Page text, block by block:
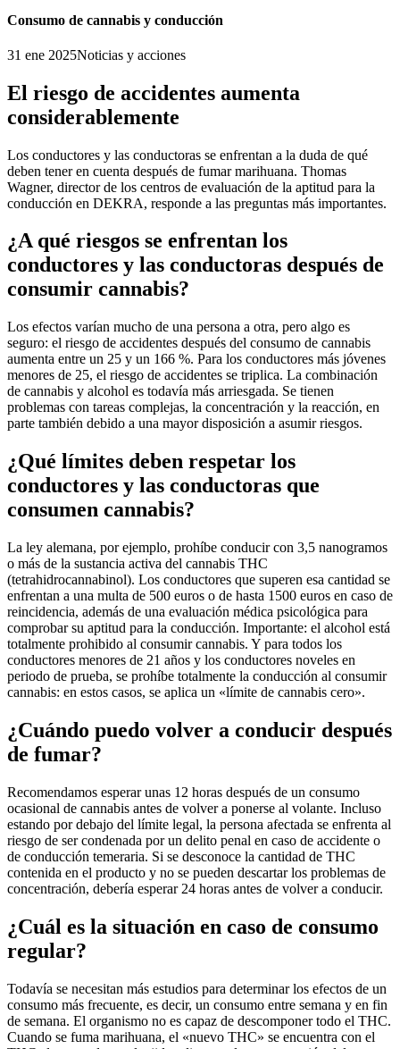
Consumo de cannabis y conducción
31 ene 2025Noticias y acciones
El riesgo de accidentes aumenta
considerablemente
Los conductores y las conductoras se enfrentan a la duda de qué
deben tener en cuenta después de fumar marihuana. Thomas
Wagner, director de los centros de evaluación de la aptitud para la
conducción en DEKRA, responde a las preguntas más importantes.
¿A qué riesgos se enfrentan los
conductores y las conductoras después de
consumir cannabis?
Los efectos varían mucho de una persona a otra, pero algo es
seguro: el riesgo de accidentes después del consumo de cannabis
aumenta entre un 25 y un 166 %. Para los conductores más jóvenes
menores de 25, el riesgo de accidentes se triplica. La combinación
de cannabis y alcohol es todavía más arriesgada. Se tienen
problemas con tareas complejas, la concentración y la reacción, en
parte también debido a una mayor disposición a asumir riesgos.
¿Qué límites deben respetar los
conductores y las conductoras que
consumen cannabis?
La ley alemana, por ejemplo, prohíbe conducir con 3,5 nanogramos
o más de la sustancia activa del cannabis THC
(tetrahidrocannabinol). Los conductores que superen esa cantidad se
enfrentan a una multa de 500 euros o de hasta 1500 euros en caso de
reincidencia, además de una evaluación médica psicológica para
comprobar su aptitud para la conducción. Importante: el alcohol está
totalmente prohibido al consumir cannabis. Y para todos los
conductores menores de 21 años y los conductores noveles en
periodo de prueba, se prohíbe totalmente la conducción al consumir
cannabis: en estos casos, se aplica un «límite de cannabis cero».
¿Cuándo puedo volver a conducir después
de fumar?
Recomendamos esperar unas 12 horas después de un consumo
ocasional de cannabis antes de volver a ponerse al volante. Incluso
estando por debajo del límite legal, la persona afectada se enfrenta al
riesgo de ser condenada por un delito penal en caso de accidente o
de conducción temeraria. Si se desconoce la cantidad de THC
contenida en el producto y no se pueden descartar los problemas de
concentración, debería esperar 24 horas antes de volver a conducir.
¿Cuál es la situación en caso de consumo
regular?
Todavía se necesitan más estudios para determinar los efectos de un
consumo más frecuente, es decir, un consumo entre semana y en fin
de semana. El organismo no es capaz de descomponer todo el THC.
Cuando se fuma marihuana, el «nuevo THC» se encuentra con el